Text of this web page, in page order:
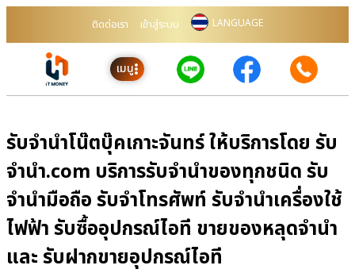
ติดต่อเรา เข้าสู่ระบบ LANGUAGE
เมนู
รับจำนำโน๊ตบุ๊คเกาะจันทร์ ให้บริการโดย รับ
จํานํา.com บริการรับจำนำของทุกชนิด รับ
จำนำมือถือ รับจำโทรศัพท์ รับจำนำเครื่องใช้
ไฟฟ้า รับซื้ออุปกรณ์ไอที ขายของหลุดจำนำ
และ รับฝากขายอุปกรณ์ไอที